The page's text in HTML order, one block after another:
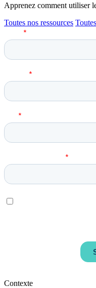
Apprenez comment utiliser
Toutes nos ressources
Contexte